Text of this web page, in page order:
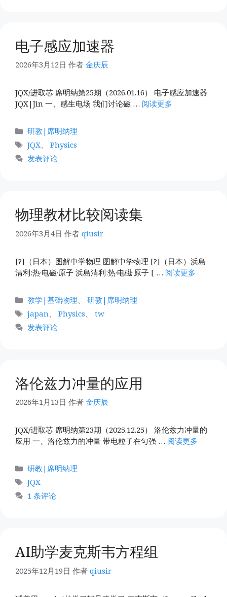
电子感应加速器
2026年3月12日 作者 金庆辰
JQX/进取芯 席明纳第25期（2026.01.16） 电子感应加速器
JQX|Jin 一、感生电场 我们讨论磁 … 阅读更多
分
类
研教|席明纳理
标
签
JQX、 Physics
发表评论
物理教材比较阅读集
2026年3月4日 作者 qiusir
[?]（日本）图解中学物理 图解中学物理 [?]（日本）浜島
清利:热·电磁·原子 浜島清利:热·电磁·原子 [ … 阅读更多
分
类
教学|基础物理
研教|席明纳理
标
签
japan Physics
tw
发表评论
洛伦兹力冲量的应用
2026年1月13日 作者 金庆辰
JQX/进取芯 席明纳第23期（2025.12.25） 洛伦兹力冲量的
应用 一、洛伦兹力的冲量 带电粒子在匀强 … 阅读更多
分
类
研教|席明纳理
标
签
JQX
1 条评论
AI助学麦克斯韦方程组
2025年12月19日 作者 qiusir